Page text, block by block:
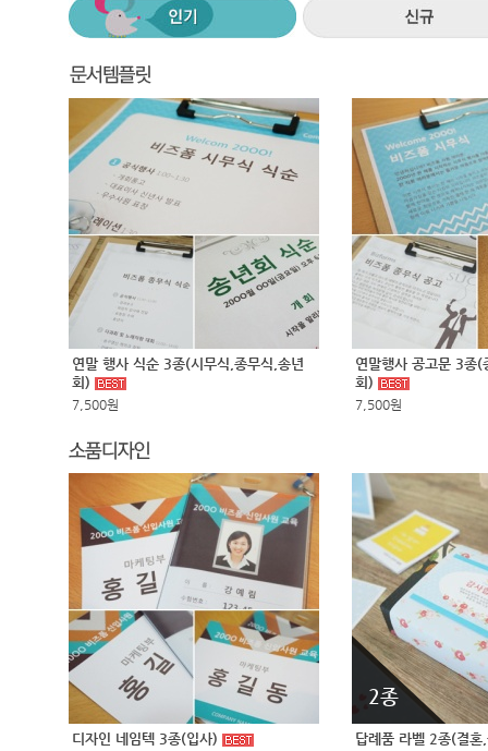
연말 행사 식순 3종(시무식,종무식,송년
회)
7,500원
연말행사 공고문 3종(
회)
7,500원
디자인 네임텍 3종(입사)
2종
답례품 라벨 2종(결